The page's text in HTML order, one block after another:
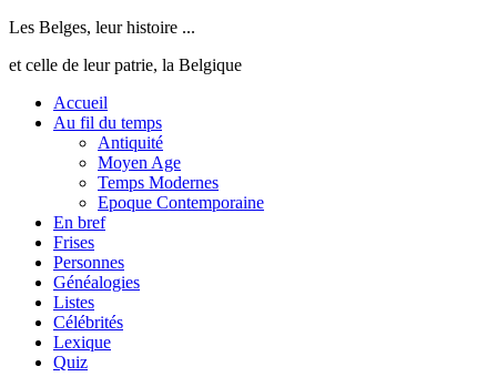
Les Belges, leur histoire ...
et celle de leur patrie, la Belgique
Accueil
Au fil du temps
Antiquité
Moyen Age
Temps Modernes
Epoque Contemporaine
En bref
Frises
Personnes
Généalogies
Listes
Célébrités
Lexique
Quiz